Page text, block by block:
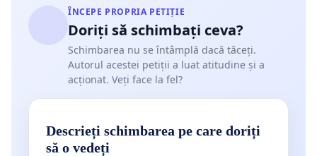
ÎNCEPE PROPRIA PETIȚIE
Doriți să schimbați ceva?
Schimbarea nu se întâmplă dacă tăceți.
Autorul acestei petiții a luat atitudine și a
acționat. Veți face la fel?
Descrieți schimbarea pe care doriți
să o vedeți